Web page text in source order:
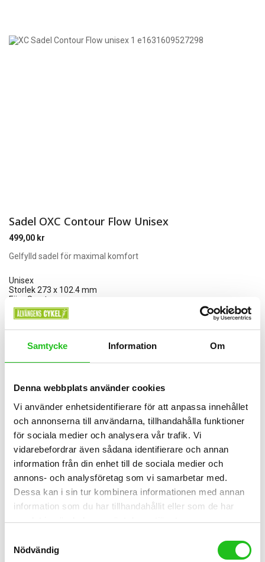
Samtycke Information Om
Denna webbplats använder cookies
Vi använder enhetsidentifierare för att anpassa innehållet
och annonserna till användarna, tillhandahålla funktioner
för sociala medier och analysera vår trafik. Vi
vidarebefordrar även sådana identifierare och annan
information från din enhet till de sociala medier och
annons- och analysföretag som vi samarbetar med.
Dessa kan i sin tur kombinera informationen med annan
information som du har tillhandahållit eller som de har
samlat in när du har använt deras tjänster.
Nödvändig
Sadel OXC Contour Flow Unisex
499,00 kr
Gelfylld sadel för maximal komfort
Unisex
Storlek 273 x 102.4 mm
Färg Svart
Vårat Pris 499:-
Lägg Till I Varukorg